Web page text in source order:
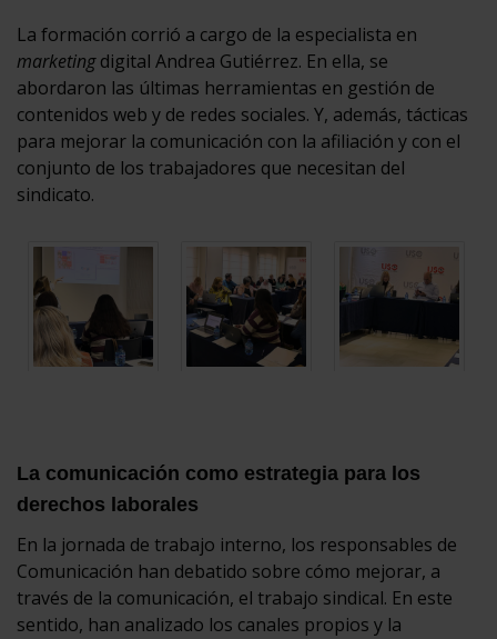
La formación corrió a cargo de la especialista en
marketingdigital Andrea Gutiérrez. En ella, se
abordaron las últimas herramientas en gestión de
contenidos web y de redes sociales. Y, además, tácticas
para mejorar la comunicación con la afiliación y con el
conjunto de los trabajadores que necesitan del
sindicato.
La comunicación como estrategia para los
derechos laborales
En la jornada de trabajo interno, los responsables de
Comunicación han debatido sobre cómo mejorar, a
través de la comunicación, el trabajo sindical. En este
sentido, han analizado los canales propios y la